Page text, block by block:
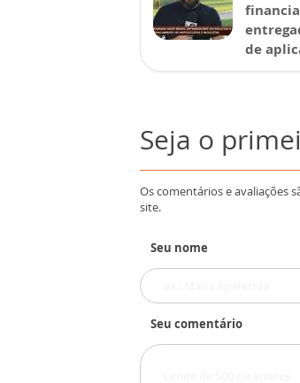
de
Seja o
Os comentários e avaliações
site.
Seu nome
Seu comentário